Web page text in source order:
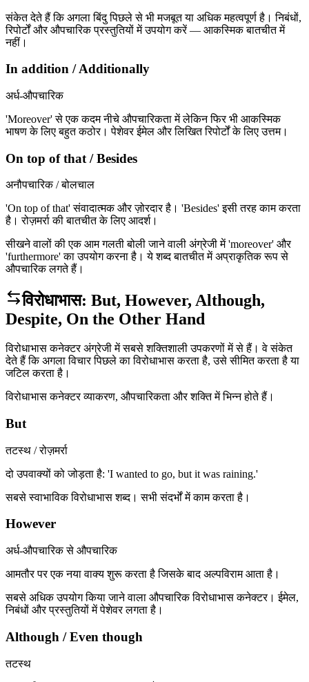
संकेत देते हैं कि अगला बिंदु पिछले से भी मजबूत या अधिक महत्वपूर्ण है। निबंधों,
रिपोर्टों और औपचारिक प्रस्तुतियों में उपयोग करें — आकस्मिक बातचीत में
नहीं।
In addition / Additionally
अर्ध-औपचारिक
'Moreover' से एक कदम नीचे औपचारिकता में लेकिन फिर भी आकस्मिक
भाषण के लिए बहुत कठोर। पेशेवर ईमेल और लिखित रिपोर्टों के लिए उत्तम।
On top of that / Besides
अनौपचारिक / बोलचाल
'On top of that' संवादात्मक और ज़ोरदार है। 'Besides' इसी तरह काम करता
है। रोज़मर्रा की बातचीत के लिए आदर्श।
सीखने वालों की एक आम गलती बोली जाने वाली अंग्रेजी में 'moreover' और
'furthermore' का उपयोग करना है। ये शब्द बातचीत में अप्राकृतिक रूप से
औपचारिक लगते हैं।
विरोधाभास: But, However, Although,
Despite, On the Other Hand
विरोधाभास कनेक्टर अंग्रेजी में सबसे शक्तिशाली उपकरणों में से हैं। वे संकेत
देते हैं कि अगला विचार पिछले का विरोधाभास करता है, उसे सीमित करता है या
जटिल करता है।
विरोधाभास कनेक्टर व्याकरण, औपचारिकता और शक्ति में भिन्न होते हैं।
But
तटस्थ / रोज़मर्रा
दो उपवाक्यों को जोड़ता है: 'I wanted to go, but it was raining.'
सबसे स्वाभाविक विरोधाभास शब्द। सभी संदर्भों में काम करता है।
However
अर्ध-औपचारिक से औपचारिक
आमतौर पर एक नया वाक्य शुरू करता है जिसके बाद अल्पविराम आता है।
सबसे अधिक उपयोग किया जाने वाला औपचारिक विरोधाभास कनेक्टर। ईमेल,
निबंधों और प्रस्तुतियों में पेशेवर लगता है।
Although / Even though
तटस्थ